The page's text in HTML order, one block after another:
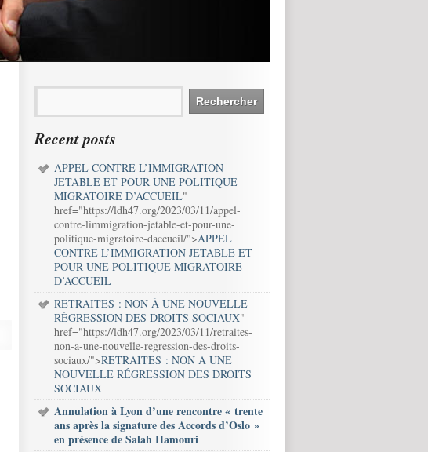
Recent posts
APPEL CONTRE L’IMMIGRATION
JETABLE ET POUR UNE POLITIQUE
MIGRATOIRE D’ACCUEIL"
href="https://ldh47.org/2023/03/11/appel-
contre-limmigration-jetable-et-pour-une-
politique-migratoire-daccueil/">APPEL
CONTRE L’IMMIGRATION JETABLE ET
POUR UNE POLITIQUE MIGRATOIRE
D’ACCUEIL
RETRAITES : NON À UNE NOUVELLE
RÉGRESSION DES DROITS SOCIAUX"
href="https://ldh47.org/2023/03/11/retraites-
non-a-une-nouvelle-regression-des-droits-
sociaux/">RETRAITES : NON À UNE
NOUVELLE RÉGRESSION DES DROITS
SOCIAUX
Annulation à Lyon d’une rencontre « trente
ans après la signature des Accords d’Oslo »
en présence de Salah Hamouri